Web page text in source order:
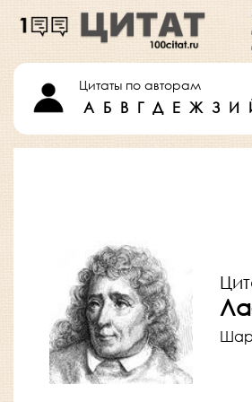
Цитаты по авторам
А Б В Г Д Е Ж З И